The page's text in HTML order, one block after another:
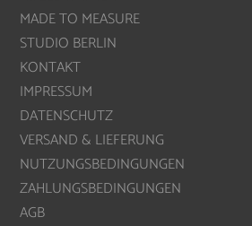
MADE TO MEASURE
STUDIO BERLIN
KONTAKT
IMPRESSUM
DATENSCHUTZ
VERSAND & LIEFERUNG
NUTZUNGSBEDINGUNGEN
ZAHLUNGSBEDINGUNGEN
AGB